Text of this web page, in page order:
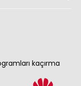
kaçırma